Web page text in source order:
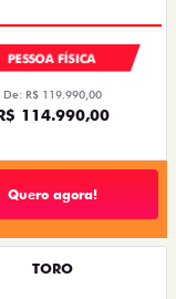
PESSOA FÍSICA
De: R$ 119.990,00
114.990,00
Quero agora!
TORO